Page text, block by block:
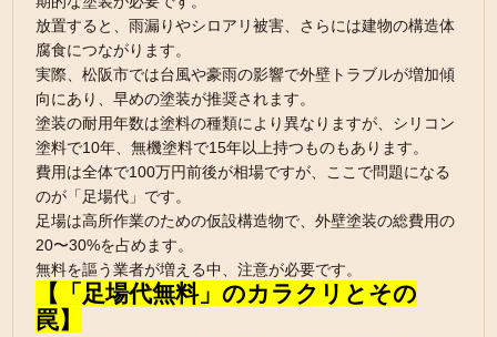
放置すると、雨漏りやシロアリ被害、さらには建物の構造体
腐食につながります。
実際、松阪市では台風や豪雨の影響で外壁トラブルが増加傾
向にあり、早めの塗装が推奨されます。
塗装の耐用年数は塗料の種類により異なりますが、シリコン
塗料で10年、無機塗料で15年以上持つものもあります。
費用は全体で100万円前後が相場ですが、ここで問題になる
のが「足場代」です。
足場は高所作業のための仮設構造物で、外壁塗装の総費用の
20〜30%を占めます。
無料を謳う業者が増える中、注意が必要です。
【「足場代無料」のカラクリとその
罠】